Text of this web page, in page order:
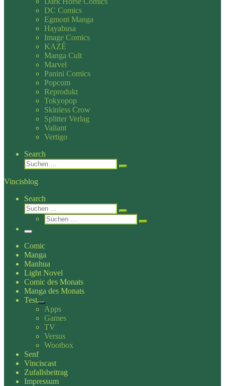
DC Comics
Egmont Manga
Hayabusa
Image Comics
KAZÉ
Manga Cult
Marvel
Panini Comics
Popcom
Reprodukt
Tokyopop
Skinless Crow
Splitter Verlag
Valiant
Vertigo
Search
Suche
Suchen …
Vincisblog
Search
Suche
Suchen …
Suche
Suchen …
Menü
Comic
Manga
Manhua
Light Novel
Comic des Monats
Manga des Monats
Test
Apps
Games
TV
Versus
Wootbox
Senf
Vinciscast
Zufallsbeitrag
Impressum